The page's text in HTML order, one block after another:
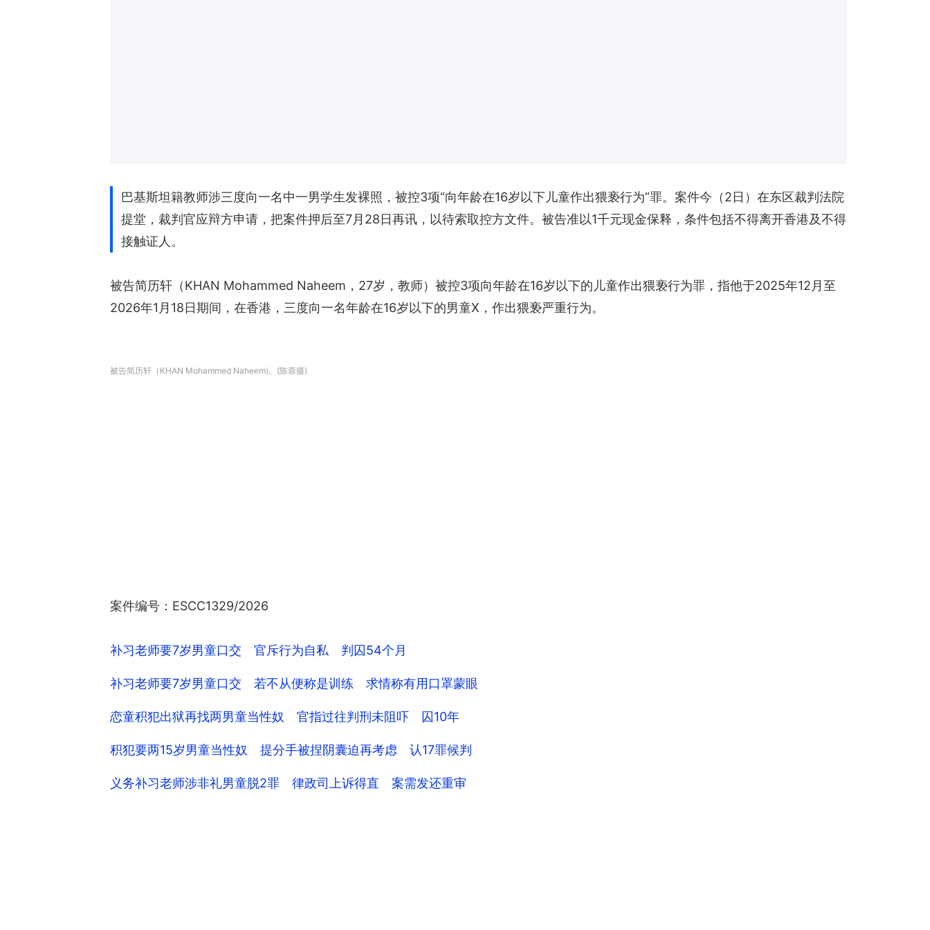
巴基斯坦籍教师涉三度向一名中一男学生发裸照，被控3项“向年龄在16岁以下儿童作出猥亵行为”罪。案件今（2日）在东区裁判法院
提堂，裁判官应辩方申请，把案件押后至7月28日再讯，以待索取控方文件。被告准以1千元现金保释，条件包括不得离开香港及不得
接触证人。
被告简历轩（KHAN Mohammed Naheem，27岁，教师）被控3项向年龄在16岁以下的儿童作出猥亵行为罪，指他于2025年12月至
2026年1月18日期间，在香港，三度向一名年龄在16岁以下的男童X，作出猥亵严重行为。
被告简历轩（KHAN Mohammed Naheem)。(陈蓉摄)
案件编号：ESCC1329/2026
补习老师要7岁男童口交 官斥行为自私 判囚54个月
补习老师要7岁男童口交 若不从便称是训练 求情称有用口罩蒙眼
恋童积犯出狱再找两男童当性奴 官指过往判刑未阻吓 囚10年
积犯要两15岁男童当性奴 提分手被捏阴囊迫再考虑 认17罪候判
义务补习老师涉非礼男童脱2罪 律政司上诉得直 案需发还重审